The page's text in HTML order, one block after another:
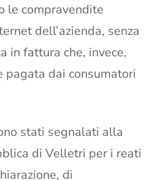
le compravendite
dell’azienda, senza
in fattura che, invece,
pagata dai consumatori
stati segnalati alla
di Velletri per i reati
di